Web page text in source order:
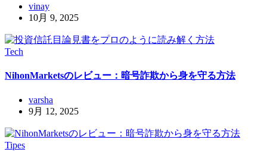
vinay
10月 9, 2025
Tech
NihonMarketsのレビュー：暗号詐欺から身を守る方法
varsha
9月 12, 2025
Tipes